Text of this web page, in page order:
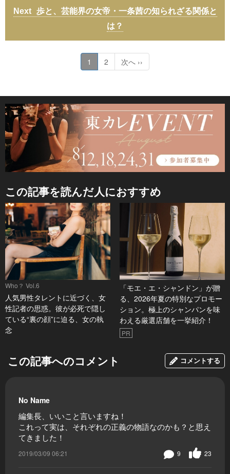
歩と、芸能界の女帝・一条茜の知られざる関係と
は？
1 2 次へ ››
この記事を読んだ人におすすめ
Who？ Vol.6
人気男性タレントに近づく、女
性記者の思惑。彼が必死で隠し
ている“裏の顔”に迫る、女の執
念
「モエ・エ・シャンドン」が贈
る、2026年夏の特別なプロモー
ション。極上のシャンパンを味
わえる厳選店舗を一挙紹介！
PR
この記事へのコメント コメントする
No Name
編集長、いいこと言いますね！
これって実は、それぞれの正義の物語なのかも？と思え
てきました！
2019/03/09 06:21 23
9